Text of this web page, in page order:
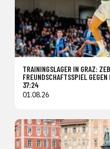
TRAININGSLAGER IN GRAZ:
FREUNDSCHAFTSSPIEL
37:24
01.08.26